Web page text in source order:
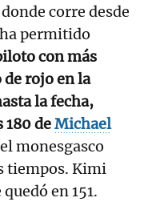
corre desde
permitido
con más
rojo en la
la fecha,
180 deMichael
monesgasco
tiempos. Kimi
en 151.